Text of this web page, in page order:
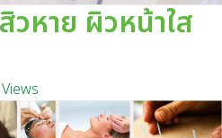
วหาย ผิวหน้าใส